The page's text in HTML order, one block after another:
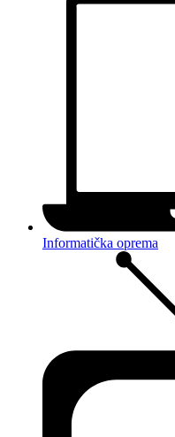
Informatička oprema